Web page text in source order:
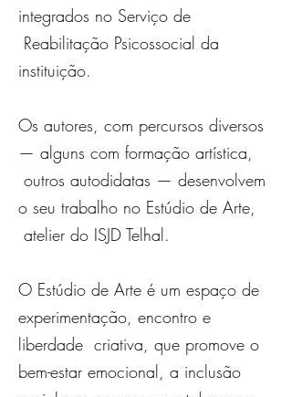
integrados no Serviço de
Reabilitação Psicossocial da
instituição.
Os autores, com percursos diversos
— alguns com formação artística,
outros autodidatas — desenvolvem
o seu trabalho no Estúdio de Arte,
atelier do ISJD Telhal.
O Estúdio de Arte é um espaço de
experimentação, encontro e
liberdade criativa, que promove o
bem-estar emocional, a inclusão